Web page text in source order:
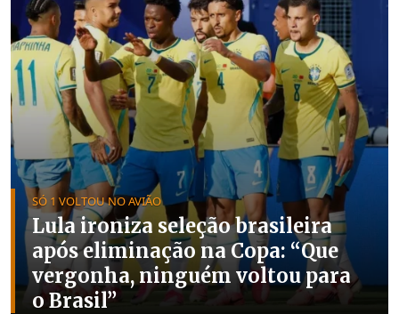
SÓ 1 VOLTOU NO AVIÃO
Lula ironiza seleção brasileira
após eliminação na Copa: “Que
vergonha, ninguém voltou para
o Brasil”